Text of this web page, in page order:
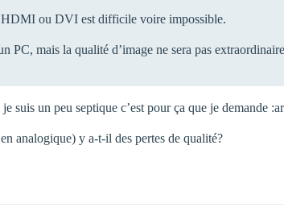
HDMI ou DVI est difficile voire impossible.
PC, mais la qualité d’image ne sera pas
suis un peu septique c’est pour ça que je demande
analogique) y a-t-il des pertes de qualité?